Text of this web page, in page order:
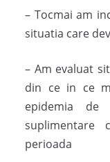
– Tocmai am
situatia care
– Am evaluat
din ce in ce
epidemia de
perioada